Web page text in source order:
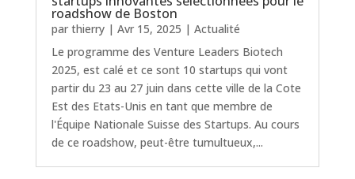
roadshow de Boston
par thierry| Avr 15, 2025 | Actualité
Le programme des Venture Leaders Biotech
2025, est calé et ce sont 10 startups qui vont
partir du 23 au 27 juin dans cette ville de la Cote
Est des Etats-Unis en tant que membre de
l'Équipe Nationale Suisse des Startups. Au cours
de ce roadshow, peut-être tumultueux,...